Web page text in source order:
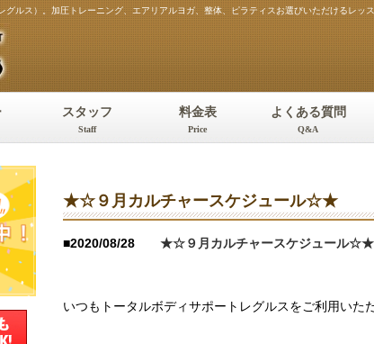
ルス）。加圧トレーニング、エアリアルヨガ、整体、ピラティスお選びいただけるレッ
スタッフ
Staff
料金表
Price
よくある質問
Q&A
★☆９月カルチャースケジュール☆★
■2020/08/28 ★☆９月カルチャースケジュール☆★
いつもトータルボディサポートレグルスをご利用いた